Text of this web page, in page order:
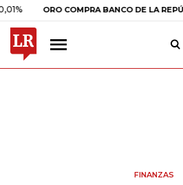
ORO COMPRA BANCO DE LA REPÚBLICA
FINANZAS